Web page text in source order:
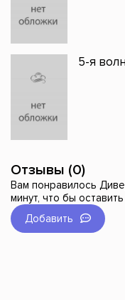
5-я
Отзывы (0)
Вам понравилось
минут, что бы
Добавить